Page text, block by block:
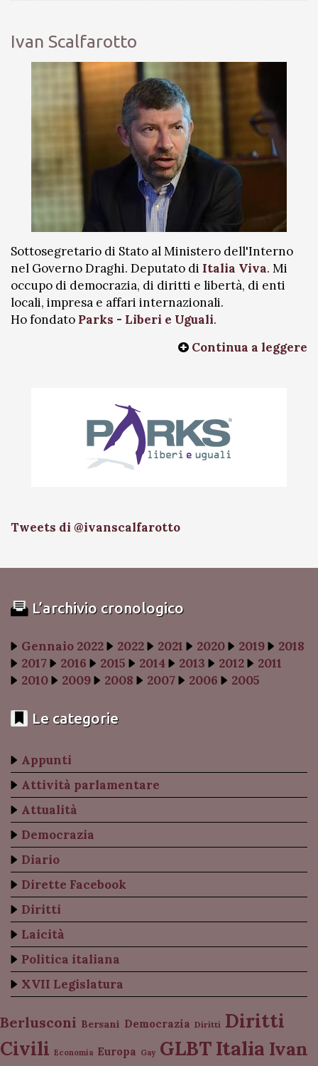
Ivan Scalfarotto
Sottosegretario di Stato al Ministero dell'Interno
nel Governo Draghi. Deputato di Italia Viva. Mi
occupo di democrazia, di diritti e libertà, di enti
locali, impresa e affari internazionali.
Ho fondato Parks - Liberi e Uguali.
Continua a leggere
Tweets di @ivanscalfarotto
L’archivio cronologico
Gennaio 2022 2022 2021 2020 2019
2018
2017
2016 2015 2014 2013 2012
2011
2010
2009 2008 2007 2006 2005
Le categorie
Appunti
Attività parlamentare
Attualità
Democrazia
Diario
Dirette Facebook
Diritti
Laicità
Politica italiana
XVII Legislatura
Berlusconi Bersani Democrazia Diritti Diritti
Civili Economia Europa Gay GLBT Italia Ivan